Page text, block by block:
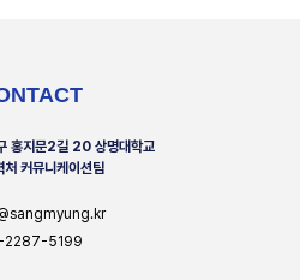
홍지문2길 20 상명대학교
처 커뮤니케이션팀
2287-5199